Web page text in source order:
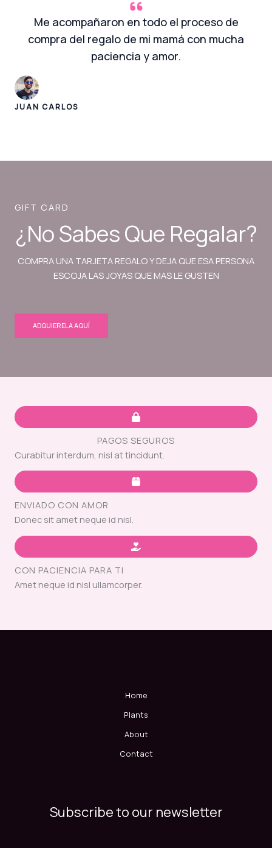
Me acompañaron en todo el proceso de
compra del regalo de mi mamá con mucha
paciencia y amor.
JUAN CARLOS
GIFT CARD
¿No Sabes Que Regalar?
COMPRA UNA TARJETA REGALO Y DEJA QUE ESA PERSONA
ESCOJA LAS JOYAS QUE MAS LE GUSTEN
ADQUIERELA AQUÍ
PAGOS SEGUROS
Curabitur interdum, nisl at tincidunt.
ENVIADO CON AMOR
Donec sit amet neque id nisl.
CON PACIENCIA PARA TI
Amet neque id nisl ullamcorper.
Home
Plants
About
Contact
Subscribe to our newsletter